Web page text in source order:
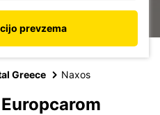
prevzema
Greece Naxos